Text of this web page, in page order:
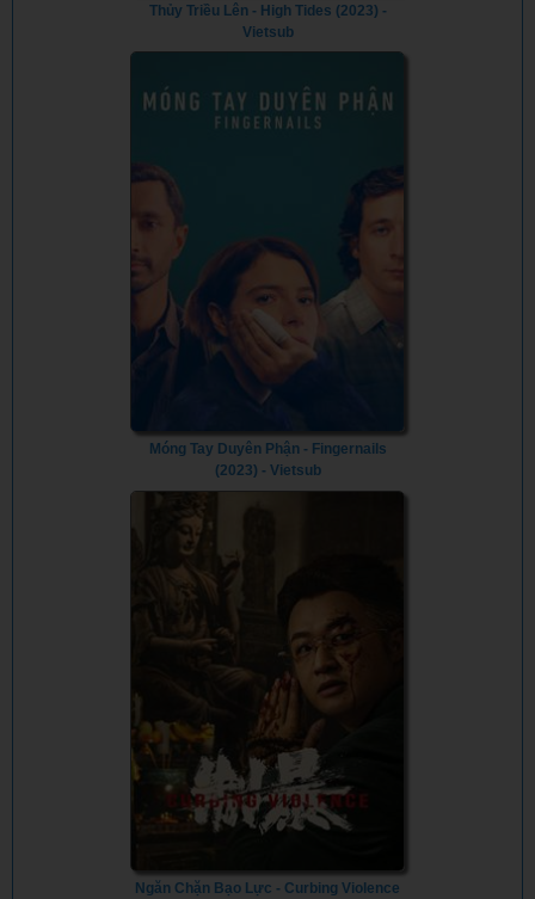
Thủy Triều Lên - High Tides (2023) -
Vietsub
Móng Tay Duyên Phận - Fingernails
(2023) - Vietsub
Ngăn Chặn Bạo Lực - Curbing Violence